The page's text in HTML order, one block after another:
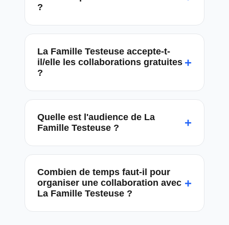
?
La Famille Testeuse accepte-t-
il/elle les collaborations gratuites
?
+
Quelle est l'audience de La
Famille Testeuse ?
+
Combien de temps faut-il pour
organiser une collaboration avec
La Famille Testeuse ?
+